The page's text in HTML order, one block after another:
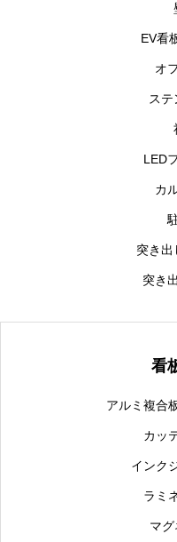
EV看
オ
ス
LED
カ
突き出
突き
看
アルミ複合
カッ
インク
ラミ
マグ